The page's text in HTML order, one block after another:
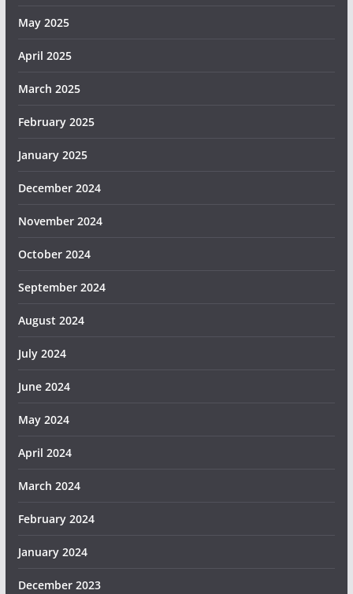
May 2025
April 2025
March 2025
February 2025
January 2025
December 2024
November 2024
October 2024
September 2024
August 2024
July 2024
June 2024
May 2024
April 2024
March 2024
February 2024
January 2024
December 2023